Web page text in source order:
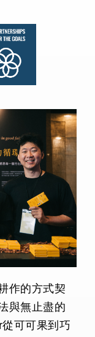
作的方式契
與無止盡的
可可果到巧